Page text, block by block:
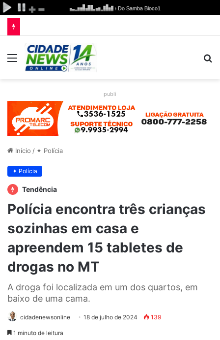
Menu
publi
Início / ✦ Polícia
✦ Polícia
Tendência
Polícia encontra três crianças
sozinhas em casa e
apreendem 15 tabletes de
drogas no MT
A droga foi localizada em um dos quartos, em
baixo de uma cama.
cidadenewsonline 18 de julho de 2024 139
1 minuto de leitura